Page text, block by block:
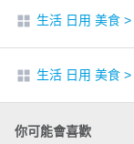
生活 日用 美食 >
生活 日用 美食 >
你可能會喜歡